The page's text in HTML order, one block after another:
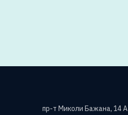
пр-т Миколи Бажана, 14 А